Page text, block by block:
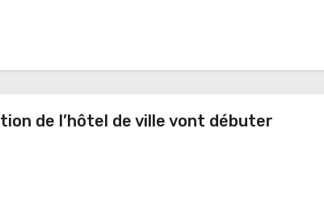
de l’hôtel de ville vont débuter